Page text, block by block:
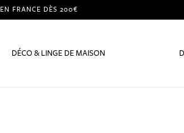
FRANCE DÈS 200€
DÉCO & LINGE DE MAISON